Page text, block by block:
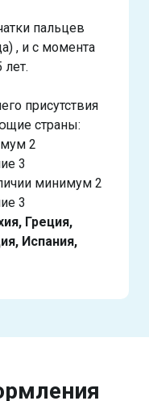
пальцев
, и с момента
присутствия
страны:
2
3
минимум 2
3
Греция,
Испания,